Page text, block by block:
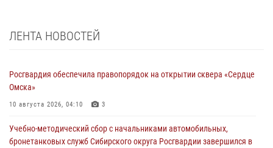
ЛЕНТА НОВОСТЕЙ
Росгвардия обеспечила правопорядок на открытии сквера «Сердце
Омска»
10 августа 2026, 04:10 3
Учебно-методический сбор с начальниками автомобильных,
бронетанковых служб Сибирского округа Росгвардии завершился в